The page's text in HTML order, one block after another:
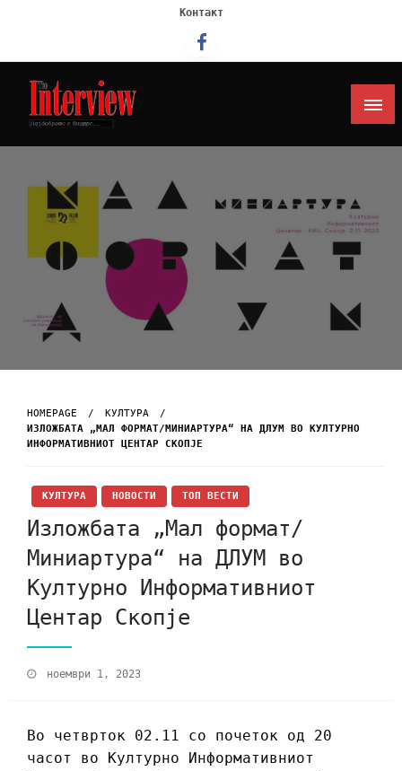
Контакт
Интервју
HOMEPAGE
КУЛТУРА
ИЗЛОЖБАТА „МАЛ ФОРМАТ/МИНИАРТУРА“ НА ДЛУМ ВО КУЛТУРНО
ИНФОРМАТИВНИОТ ЦЕНТАР СКОПЈЕ
КУЛТУРА НОВОСТИ ТОП ВЕСТИ
Изложбата „Мал формат/
Миниартура“ на ДЛУМ во
Културно Информативниот
Центар Скопје
ноември 1, 2023
Во четврток 02.11 со почеток од 20
часот во Културно Информативниот